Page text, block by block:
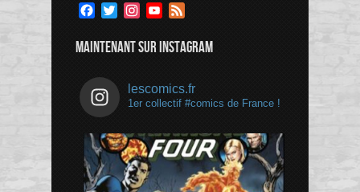
Facebook
TwitterInstagramYouTube
MAINTENANT SUR INSTAGRAM
lescomics.fr
1er collectif #comics de France !